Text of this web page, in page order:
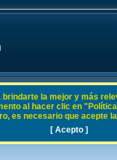
la mejor y más
al hacer clic en
es necesario que acepte
[ Acepto ]